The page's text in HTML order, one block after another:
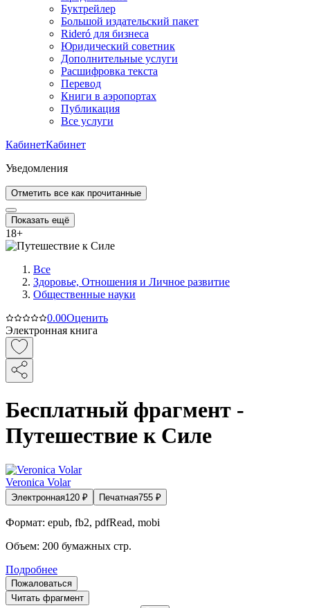
Буктрейлер
Большой издательский пакет
Rideró для бизнеса
Юридический советник
Дополнительные услуги
Расшифровка текста
Перевод
Книги в аэропортах
Публикация
Все услуги
КабинетКабинет
Уведомления
Отметить все как прочитанные
Показать ещё
18+
Все
Здоровье, Отношения и Личное развитие
Общественные науки
0.00Оценить
Электронная книга
Бесплатный фрагмент -
Путешествие к Силе
Veronica Volar
Электронная120 ₽ Печатная755 ₽
Формат: epub, fb2, pdfRead, mobi
Объем: 200 бумажных стр.
Подробнее
Пожаловаться
Читать фрагмент